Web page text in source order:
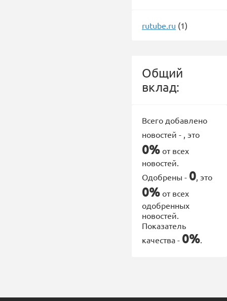
rutube.ru (1)
Общий
вклад:
Всего добавлено
новостей - , это
0% от всех
новостей.
Одобрены - 0, это
0% от всех
одобренных
новостей.
Показатель
качества - 0%.